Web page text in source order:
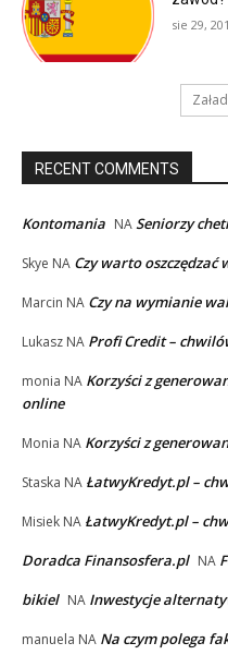
sie 29,
RECENT COMMENTS
Kontomania NASeniorzy
Skye NA Czy warto oszczędzać
Marcin NA Czy na wymianie
Lukasz NA Profi Credit –
monia NA Korzyści z
online
Monia NA Korzyści z
Staska NA ŁatwyKredyt.pl –
Misiek NA ŁatwyKredyt.pl –
Doradca Finansosfera.pl NA
bikiel NA Inwestycje
manuela NA Na czym polega